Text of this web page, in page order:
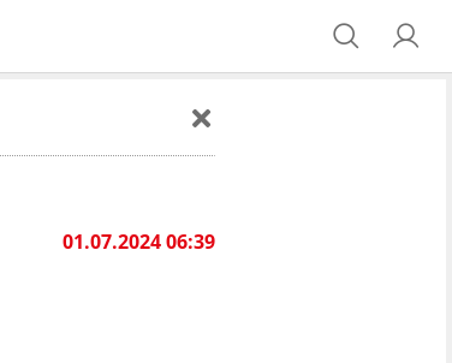
01.07.2024 06:39